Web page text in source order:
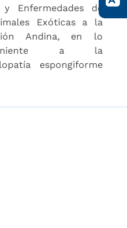
y Enfermedades de
Exóticas a la
Andina, en lo
a la
espongiforme